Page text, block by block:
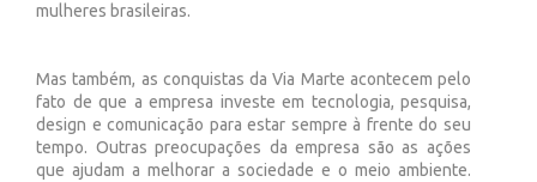
mulheres brasileiras.
Mas também, as conquistas da Via Marte acontecem pelo
fato de que a empresa investe em tecnologia, pesquisa,
design e comunicação para estar sempre à frente do seu
tempo. Outras preocupações da empresa são as ações
que ajudam a melhorar a sociedade e o meio ambiente.